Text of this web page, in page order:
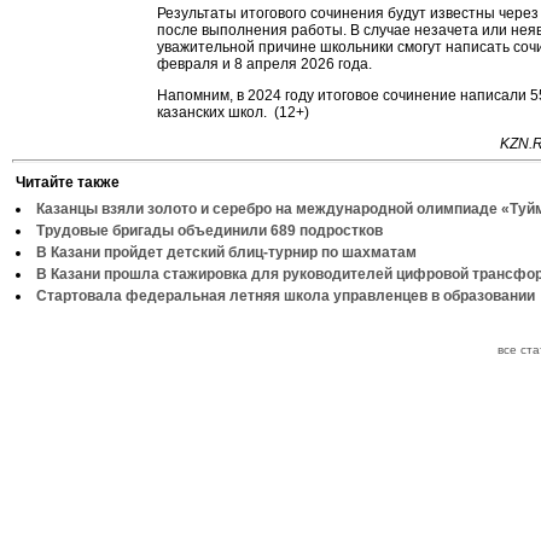
Результаты итогового сочинения будут известны
после выполнения работы. В случае незачета или
уважительной причине школьники смогут написать
февраля и 8 апреля 2026 года.
Напомним, в 2024 году итоговое сочинение написали
казанских школ. (12+)
Читайте также
Казанцы взяли золото и серебро на международной олимпиаде
Трудовые бригады объединили 689 подростков
В Казани пройдет детский блиц-турнир по шахматам
В Казани прошла стажировка для руководителей цифровой
Стартовала федеральная летняя школа управленцев в образовании
все